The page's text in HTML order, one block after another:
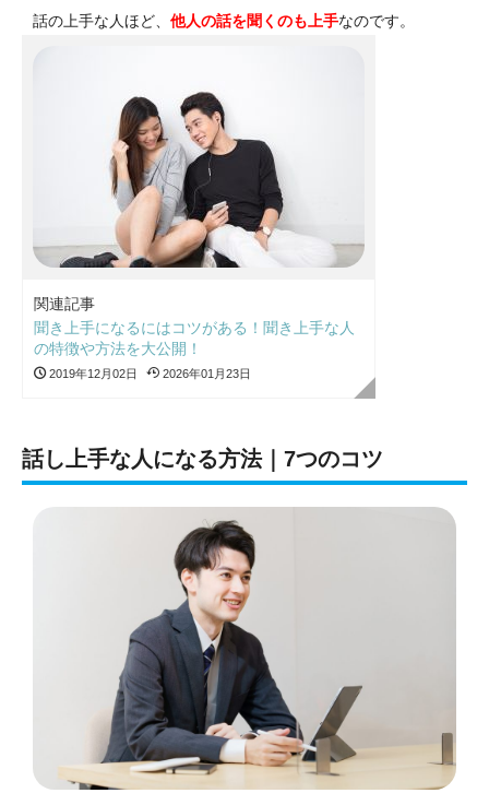
話の上手な人ほど、 他人の話を聞くのも上手なのです。
関連記事
聞き上手になるにはコツがある！聞き上手な人
の特徴や方法を大公開！
2019年12月02日 2026年01月23日
話し上手な人になる方法｜7つのコツ